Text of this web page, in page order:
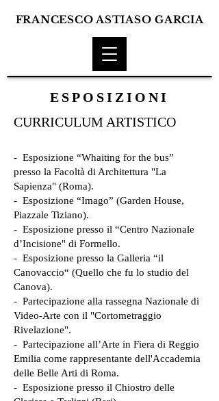
FRANCESCO ASTIASO GARCIA
ESPOSIZIONI
CURRICULUM ARTISTICO
- Esposizione “Whaiting for the bus”
presso la Facoltà di Architettura "La
Sapienza" (Roma).
- Esposizione “Imago” (Garden House,
Piazzale Tiziano).
- Esposizione presso il “Centro Nazionale
d’Incisione" di Formello.
- Esposizione presso la Galleria “il
Canovaccio“ (Quello che fu lo studio del
Canova).
- Partecipazione alla rassegna Nazionale di
Video-Arte con il "Cortometraggio
Rivelazione".
- Partecipazione all’Arte in Fiera di Reggio
Emilia come rappresentante dell'Accademia
delle Belle Arti di Roma.
- Esposizione presso il Chiostro delle